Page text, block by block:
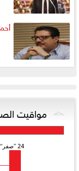
مواقيت
24 صفر